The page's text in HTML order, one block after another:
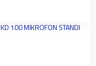
KD 100 MİKROFON STANDI